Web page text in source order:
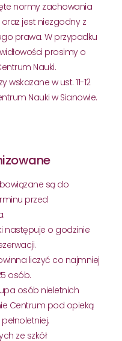
normy zachowania
jest niezgodny z
prawa. W przypadku
prosimy o
Nauki.
w ust. 11-12
Nauki w Sianowie.
są do
przed
następuje o godzinie
liczyć co najmniej
osób.
osób nieletnich
Centrum pod opieką
ze szkół